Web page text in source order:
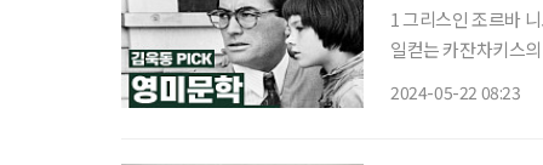
1 그리스인 조르바 니코스 카잔차키스 /
일컫는 카잔차키스
2024-05-22 08:23